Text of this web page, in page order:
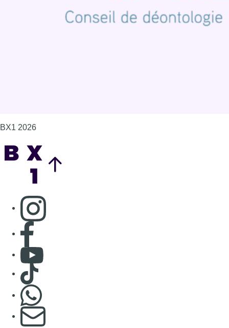
BX1 2026
Consulter page Instagram
Consulter page Facebook
Consulter Youtube
Consulter TikTok
S'abonner à notre newsletter